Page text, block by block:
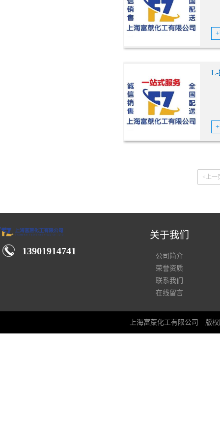
L-
<上一
13901914741
关于我们
公司简介
荣誉资质
联系我们
在线留言
上海富蔗化工有限公司 版